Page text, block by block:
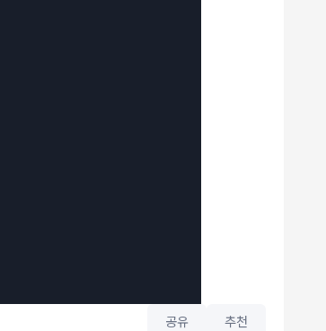
공유 추천